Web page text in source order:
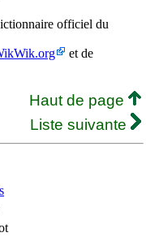
officiel du
et de
Haut de page
Liste suivante